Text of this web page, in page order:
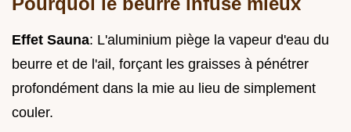
Effet Sauna: L'aluminium piège la vapeur d'eau du
beurre et de l'ail, forçant les graisses à pénétrer
profondément dans la mie au lieu de simplement
couler.